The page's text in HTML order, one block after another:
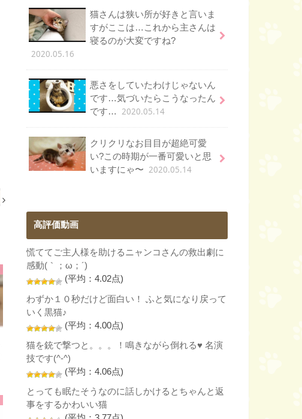
猫さんは狭い所が好きと言いま
すがここは…これから主さんは
寝るのが大変ですね?
2020.05.16
悪さをしていたわけじゃないん
です…気づいたらこうなったん
です…
2020.05.14
クリクリなお目目が超絶可愛
い?この時期が一番可愛いと思
いますにゃ〜 2020.05.14
高評価動画
慌ててご主人様を助けるニャンコさんの救出劇に
感動(｀；ω；´)
(平均：4.02点)
わずか１０秒だけど面白い！ ふと気になり戻って
いく黒猫♪
(平均：4.00点)
猫を銃で撃つと。。。！鳴きながら倒れる♥ 名演
技です(^-^)
(平均：4.06点)
とっても眠たそうなのに話しかけるとちゃんと返
事をするかわいい猫